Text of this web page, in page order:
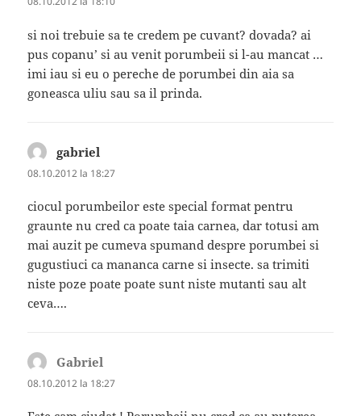
si noi trebuie sa te credem pe cuvant? dovada? ai
pus copanu’ si au venit porumbeii si l-au mancat …
imi iau si eu o pereche de porumbei din aia sa
goneasca uliu sau sa il prinda.
gabriel
08.10.2012 la 18:27
ciocul porumbeilor este special format pentru
graunte nu cred ca poate taia carnea, dar totusi am
mai auzit pe cumeva spumand despre porumbei si
gugustiuci ca mananca carne si insecte. sa trimiti
niste poze poate poate sunt niste mutanti sau alt
ceva….
Gabriel
08.10.2012 la 18:27